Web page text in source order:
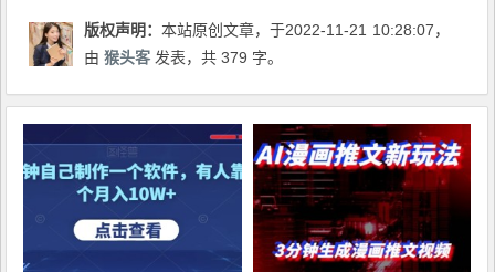
版权声明：本站原创文章，于2022-11-21 10:28:07，
由猴头客 发表，共 379 字。